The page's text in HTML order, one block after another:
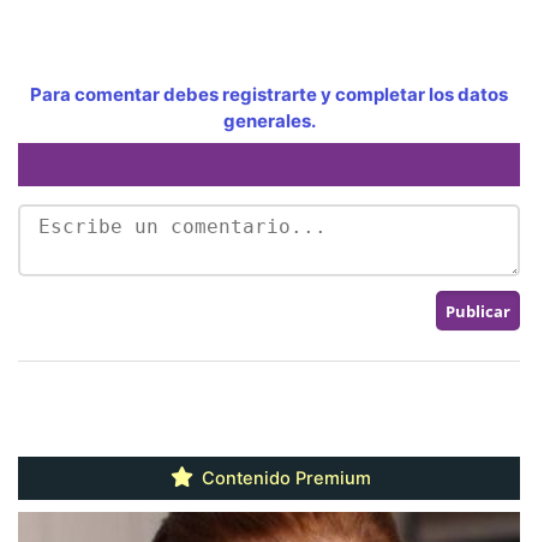
Para comentar debes registrarte y completar los datos
generales.
Contenido Premium